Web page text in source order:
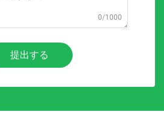
0/1000
提出する